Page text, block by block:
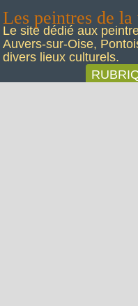
Les peintres de
Le site dédié aux
Auvers-sur-Oise,
divers lieux culturels.